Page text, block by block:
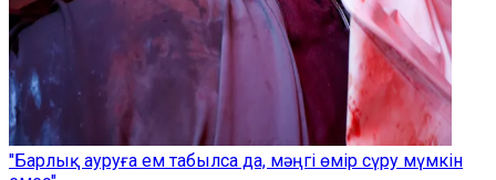
"Барлық ауруға ем табылса да, мәңгі өмір сүру мүмкін